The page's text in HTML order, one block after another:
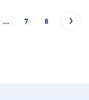
... 7 8